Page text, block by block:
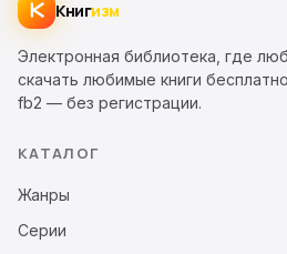
Книгизм
Электронная библиотека, где
скачать любимые книги
fb2 — без регистрации.
КАТАЛОГ
Жанры
Серии